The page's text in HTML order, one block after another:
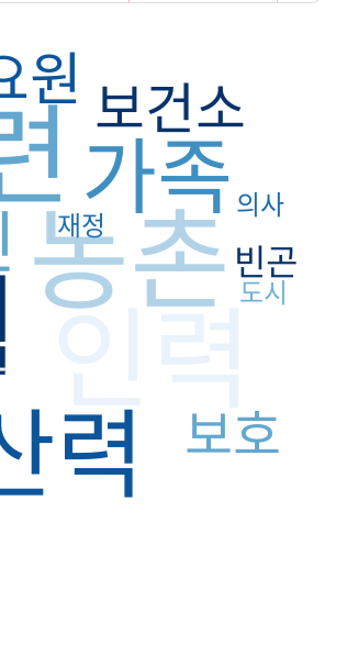
농촌
인력
력
가족
원 보건소
보호
빈곤
재정
도시
의사